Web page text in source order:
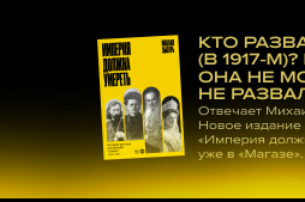
материалам